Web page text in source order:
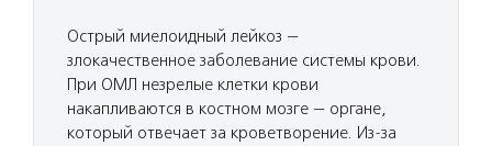
Острый миелоидный лейкоз —
злокачественное заболевание системы крови.
При ОМЛ незрелые клетки крови
накапливаются в костном мозге — органе,
который отвечает за кроветворение. Из-за